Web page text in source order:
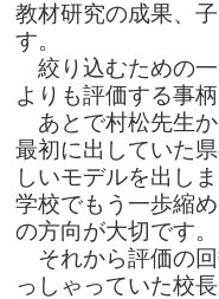
教材研究の成果、
す。
絞り込むための
よりも評価する事
あとで村松先生
最初に出していた
しいモデルを出し
学校でもう一歩縮
の方向が大切です。
それから評価の
っしゃっていた校